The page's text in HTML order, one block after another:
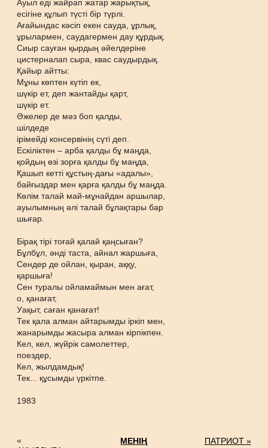
Ауыл еді жайрап жатар жарықтық,
есігіне құлып түсті бір түрлі.
Ағайындас кәсіп екен сауда, ұрлық,
ұрылармен, саудагермен дау құрдық.
Сиыр сауған қырдың әйелдеріне
цистерналап сыра, квас саудырдық.
Қайыр айтты:
Мұны көптен күтіп ек,
шүкір ет, деп жантайды қарт,
шүкір ет.
Әжелер де мәз боп қалды,
шілдеде
ірімейді консервінің сүті деп.
Ескіліктен – арба қалды бұ маңда,
қойдың өзі зорға қалды бұ маңда,
Қашып кетті құстың-дағы «адалы»,
байғыздар мен қарға қалды бұ маңда.
Көлім талай май-мұнайдан аршылар,
ауылымның әлі талай бұлақтары бар
шығар.
Бірақ тірі тоғай қалай қаңсыған?
Бұлбұл, әнді таста, айнал жаршыға,
Сендер де ойлан, қыран, аққу,
қаршыға!
Сен туралы ойламаймын мен ағат,
о, қанағат,
Уақыт, саған қанағат!
Тек қала алман айтарымды іркіп мен,
жанарымды жасыра алман кірпікпен.
Кел, кел, жүйрік самолеттер,
поездер,
Кел, жылдамдық!
Тек... құсымды үркітпе.
1983
«
МЕНІҢ
ПАТРИОТ »